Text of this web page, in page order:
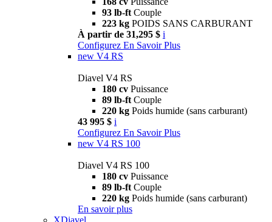
93 lb-ft Couple
223 kg POIDS SANS CARBURANT
À partir de 31,295 $ i
Configurez En Savoir Plus
new V4 RS
Diavel V4 RS
180 cv Puissance
89 lb-ft Couple
220 kg Poids humide (sans carburant)
43 995 $ i
Configurez En Savoir Plus
new V4 RS 100
Diavel V4 RS 100
180 cv Puissance
89 lb-ft Couple
220 kg Poids humide (sans carburant)
En savoir plus
XDiavel